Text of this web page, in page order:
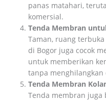
panas matahari,
komersial.
Tenda Membran
Taman, ruang
di Bogor juga cocok
untuk memberikan
tanpa
Tenda Membran
Tenda membran juga